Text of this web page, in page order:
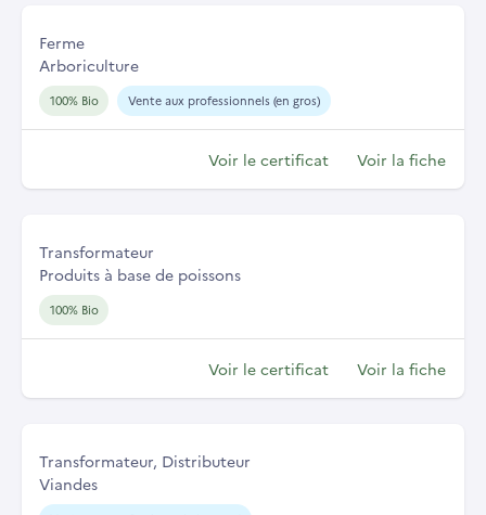
Ferme
Arboriculture
100% Bio Vente aux professionnels (en gros)
Voir le certificat Voir la fiche
Transformateur
Produits à base de poissons
100% Bio
Voir le certificat Voir la fiche
Transformateur, Distributeur
Viandes